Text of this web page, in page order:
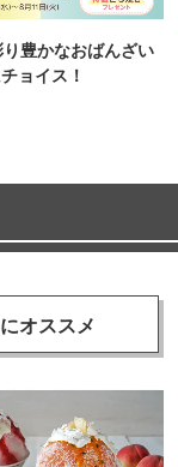
豊かなおばんざい
ョイス！
オススメ